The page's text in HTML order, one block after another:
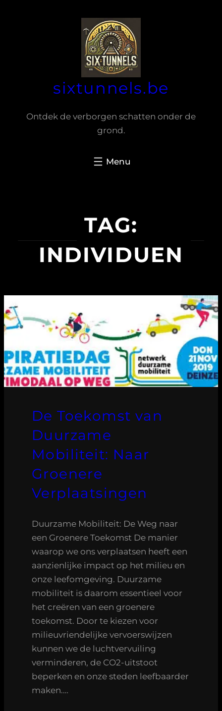
sixtunnels.be
Ontdek de verborgen schatten onder de
grond.
TAG:
INDIVIDUEN
De Toekomst van
Duurzame
Mobiliteit: Naar
Groenere
Verplaatsingen
Duurzame Mobiliteit: De Weg naar
een Groenere Toekomst De manier
waarop we ons verplaatsen heeft een
aanzienlijke impact op het milieu en
onze leefomgeving. Duurzame
mobiliteit is daarom essentieel voor
het creëren van een groenere
toekomst. Door te kiezen voor
milieuvriendelijke vervoerswijzen
kunnen we de luchtvervuiling
verminderen, de CO2-uitstoot
beperken en onze steden leefbaarder
maken.…